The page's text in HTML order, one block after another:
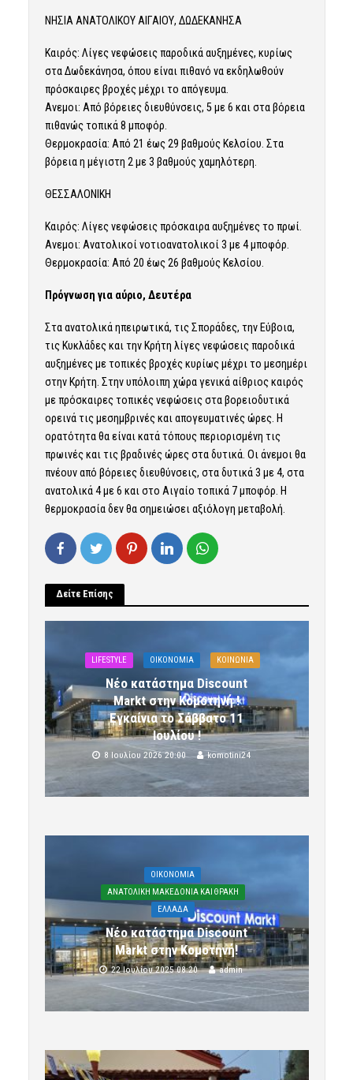
ΝΗΣΙΑ ΑΝΑΤΟΛΙΚΟΥ ΑΙΓΑΙΟΥ, ΔΩΔΕΚΑΝΗΣΑ
Καιρός: Λίγες νεφώσεις παροδικά αυξημένες, κυρίως
στα Δωδεκάνησα, όπου είναι πιθανό να εκδηλωθούν
πρόσκαιρες βροχές μέχρι το απόγευμα.
Ανεμοι: Από βόρειες διευθύνσεις, 5 με 6 και στα βόρεια
πιθανώς τοπικά 8 μποφόρ.
Θερμοκρασία: Από 21 έως 29 βαθμούς Κελσίου. Στα
βόρεια η μέγιστη 2 με 3 βαθμούς χαμηλότερη.
ΘΕΣΣΑΛΟΝΙΚΗ
Καιρός: Λίγες νεφώσεις πρόσκαιρα αυξημένες το πρωί.
Ανεμοι: Ανατολικοί νοτιοανατολικοί 3 με 4 μποφόρ.
Θερμοκρασία: Από 20 έως 26 βαθμούς Κελσίου.
Πρόγνωση για αύριο, Δευτέρα
Στα ανατολικά ηπειρωτικά, τις Σποράδες, την Εύβοια,
τις Κυκλάδες και την Κρήτη λίγες νεφώσεις παροδικά
αυξημένες με τοπικές βροχές κυρίως μέχρι το μεσημέρι
στην Κρήτη. Στην υπόλοιπη χώρα γενικά αίθριος καιρός
με πρόσκαιρες τοπικές νεφώσεις στα βορειοδυτικά
ορεινά τις μεσημβρινές και απογευματινές ώρες. Η
ορατότητα θα είναι κατά τόπους περιορισμένη τις
πρωινές και τις βραδινές ώρες στα δυτικά. Οι άνεμοι θα
πνέουν από βόρειες διευθύνσεις, στα δυτικά 3 με 4, στα
ανατολικά 4 με 6 και στο Αιγαίο τοπικά 7 μποφόρ. Η
θερμοκρασία δεν θα σημειώσει αξιόλογη μεταβολή.
Δείτε Επίσης
LIFESTYLE OIKONOMIA ΚΟΙΝΩΝΙΑ
Νέο κατάστημα Discount
Markt στην Κομοτηνή !
Εγκαίνια το Σάββατο 11
Ιουλίου !
8 Ιουλίου 2026 20:00 komotini24
OIKONOMIA
ΑΝΑΤΟΛΙΚΗ ΜΑΚΕΔΟΝΙΑ ΚΑΙ ΘΡΑΚΗ
ΕΛΛΑΔΑ
Νέο κατάστημα Discount
Markt στην Κομοτηνή!
22 Ιουλίου 2025 08:20 admin